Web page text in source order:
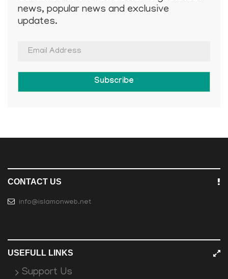
news, popular news and exclusive
updates.
Subscribe
CONTACT US
info@islamonweb.net
USEFULL LINKS
Support Us